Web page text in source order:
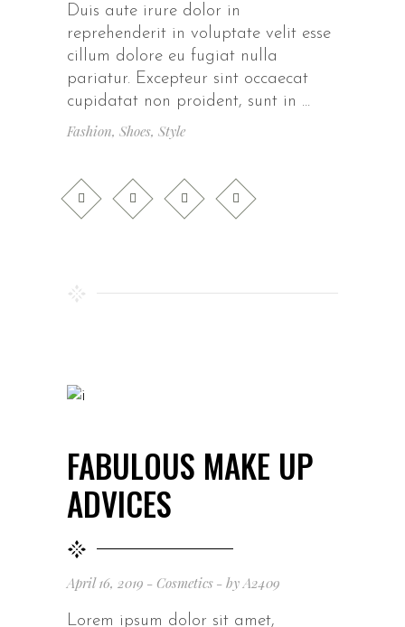
Duis aute irure dolor in
reprehenderit in voluptate velit esse
cillum dolore eu fugiat nulla
pariatur. Excepteur sint occaecat
cupidatat non proident, sunt in
Fashion, Shoes, Style
FABULOUS MAKE UP
ADVICES
April 16, 2019 Cosmetics by A2409
Lorem ipsum dolor sit amet,